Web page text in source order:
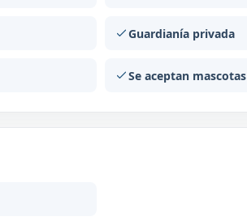
Guardianía privada
Se aceptan mascotas